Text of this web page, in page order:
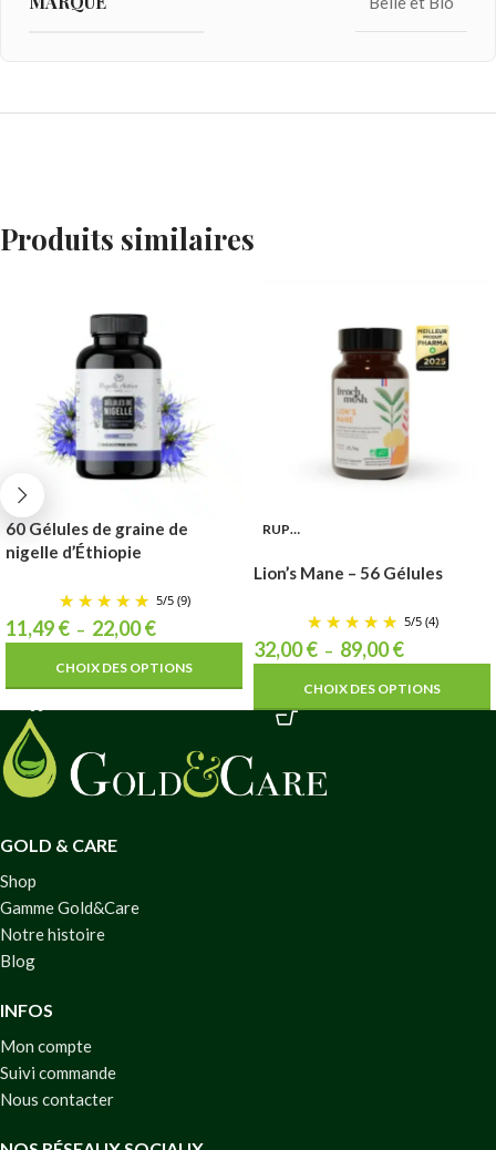
Produits similaires
60 Gélules de graine de
nigelle d’Éthiopie
5/5 (9)
11,49€ – 22,00€
CHOIX DES OPTIONS
RUPTURE
Lion’s Mane – 56 Gélules
5/5 (4)
32,00€ – 89,00€
CHOIX DES OPTIONS
GOLD & CARE
Shop
Gamme Gold&Care
Notre histoire
Blog
INFOS
Mon compte
Suivi commande
Nous contacter